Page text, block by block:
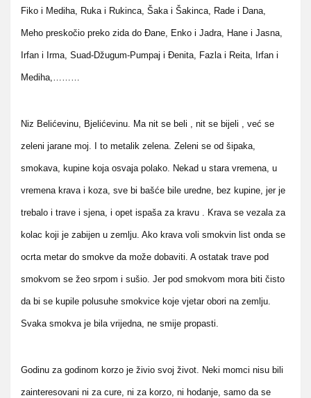
Fiko i Mediha, Ruka i Rukinca, Šaka i Šakinca, Rade i Dana,
Meho preskočio preko zida do Đane, Enko i Jadra, Hane i Jasna,
Irfan i Irma, Suad-Džugum-Pumpaj i Đenita, Fazla i Reita, Irfan i
Mediha,………
Niz Belićevinu, Bjelićevinu. Ma nit se beli , nit se bijeli , već se
zeleni jarane moj. I to metalik zelena. Zeleni se od šipaka,
smokava, kupine koja osvaja polako. Nekad u stara vremena, u
vremena krava i koza, sve bi bašće bile uredne, bez kupine, jer je
trebalo i trave i sjena, i opet ispaša za kravu . Krava se vezala za
kolac koji je zabijen u zemlju. Ako krava voli smokvin list onda se
ocrta metar do smokve da može dobaviti. A ostatak trave pod
smokvom se žeo srpom i sušio. Jer pod smokvom mora biti čisto
da bi se kupile polusuhe smokvice koje vjetar obori na zemlju.
Svaka smokva je bila vrijedna, ne smije propasti.
Godinu za godinom korzo je živio svoj život. Neki momci nisu bili
zainteresovani ni za cure, ni za korzo, ni hodanje, samo da se